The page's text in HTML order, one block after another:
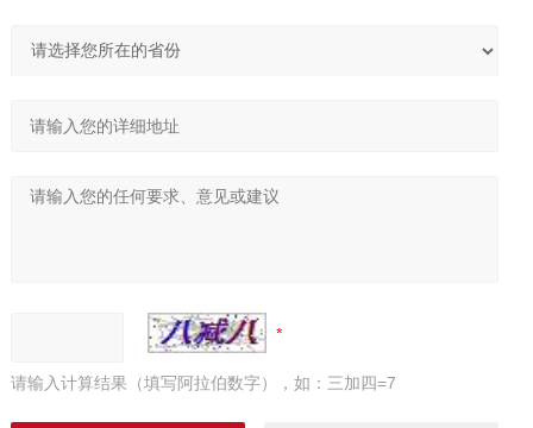
请输入计算结果（填写阿拉伯数字），如：三加四=7